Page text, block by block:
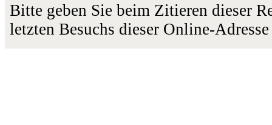
Bitte geben Sie beim Zitieren dieser
letzten Besuchs dieser Online-Adresse